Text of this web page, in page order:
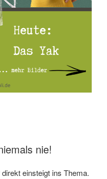
nie!
einsteigt ins Thema.